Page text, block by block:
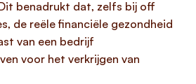
benadrukt dat, zelfs bij off
de reële financiële gezondheid
van een bedrijf
voor het verkrijgen van